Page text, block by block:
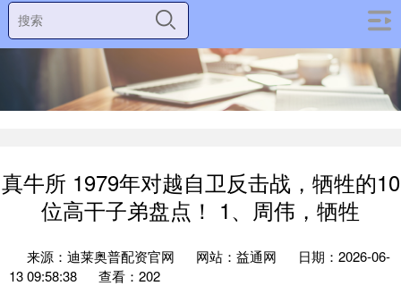
真牛所 1979年对越自卫反击战，牺牲的10
位高干子弟盘点！ 1、周伟，牺牲
来源：迪莱奥普配资官网 网站：益通网
日期：2026-06-
13 09:58:38
查看：202